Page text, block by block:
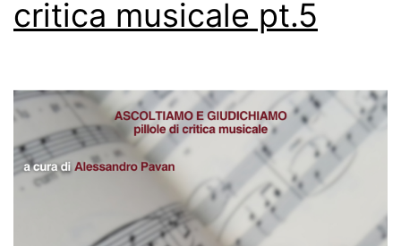
critica musicale pt.5